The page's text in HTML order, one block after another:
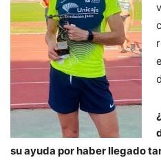
su ayuda por haber llegado